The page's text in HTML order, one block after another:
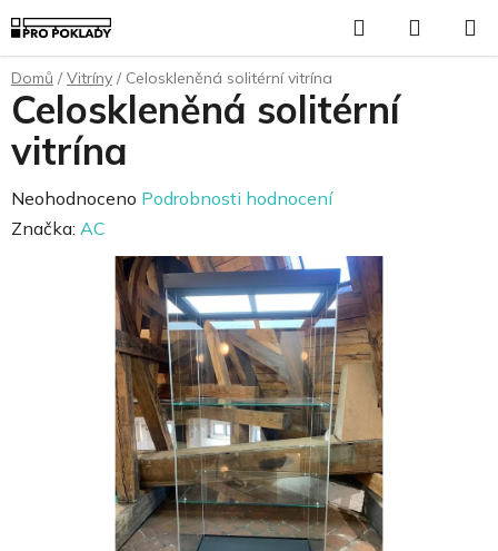
na
obsah
Hledat
KOŠÍK
Domů / Vitríny / Celoskleněná solitérní vitrína
Celoskleněná solitérní
vitrína
Průměrné
hodnocení
Neohodnoceno Podrobnosti hodnocení
Značka: AC